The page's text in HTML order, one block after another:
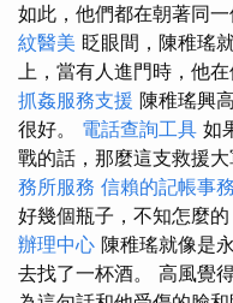
如此，他們都在朝著同一
紋醫美 眨眼間，陳稚瑤
上，當有人進門時，他
抓姦服務支援 陳稚瑤興
很好。 電話查詢工具 如
戰的話，那麼這支救援大
務所服務 信賴的記帳事
好幾個瓶子，不知怎麼
辦理中心 陳稚瑤就像是
去找了一杯酒。 高風覺